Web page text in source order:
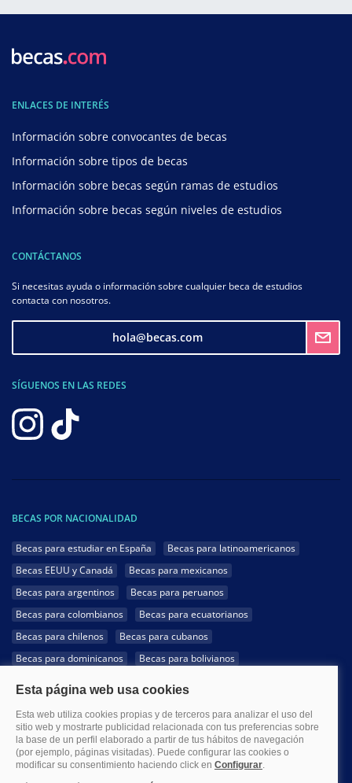
ENLACES DE INTERÉS
Información sobre convocantes de becas
Información sobre tipos de becas
Información sobre becas según ramas de estudios
Información sobre becas según niveles de estudios
CONTÁCTANOS
Si necesitas ayuda o información sobre cualquier beca de estudios
contacta con nosotros.
hola@becas.com
SÍGUENOS EN LAS REDES
BECAS POR NACIONALIDAD
Becas para estudiar en España
Becas para latinoamericanos
Becas EEUU y Canadá
Becas para mexicanos
Becas para argentinos
Becas para peruanos
Becas para colombianos
Becas para ecuatorianos
Becas para chilenos
Becas para cubanos
Becas para dominicanos
Becas para bolivianos
Becas para hondureños
Becas para paraguayos
Becas para uruguayos
Becas para salvadoreños